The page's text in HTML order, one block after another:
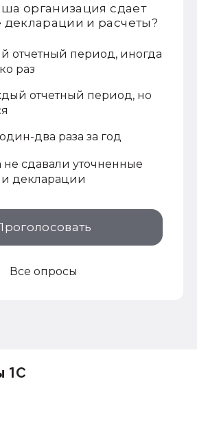
организация сдает
декларации и расчеты?
отчетный период, иногда
раз
отчетный период, но
два раза за год
не сдавали уточненные
и декларации
Все опросы
1С